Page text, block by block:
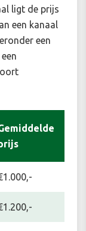
ligt de prijs
een kanaal
een